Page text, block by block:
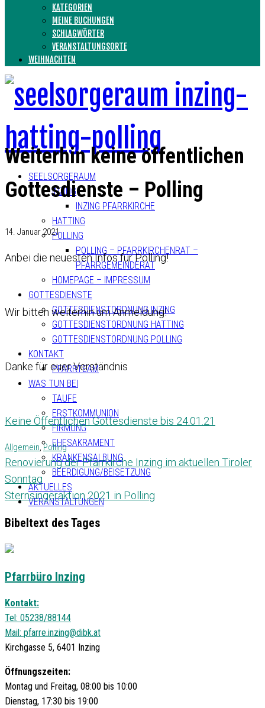
KATEGORIEN
MEINE BUCHUNGEN
SCHLAGWÖRTER
VERANSTALTUNGSORTE
WEIHNACHTEN
SEELSORGERAUM
INZING
INZING PFARRKIRCHE
HATTING
POLLING
POLLING – PFARRKIRCHENRAT –
PFARRGEMEINDERAT
HOMEPAGE – IMPRESSUM
GOTTESDIENSTE
GOTTESDIENSTORDNUNG INZING
GOTTESDIENSTORDNUNG HATTING
GOTTESDIENSTORDNUNG POLLING
KONTAKT
PFARRTEAM
WAS TUN BEI
TAUFE
ERSTKOMMUNION
FIRMUNG
EHESAKRAMENT
KRANKENSALBUNG
BEERDIGUNG/BEISETZUNG
AKTUELLES
VERANSTALTUNGEN
Weiterhin keine öffentlichen
Gottesdienste – Polling
14. Januar 2021
Anbei die neuesten Infos für Polling!
Wir bitten weiterhin um Anmeldung!
Danke für euer Verständnis
Keine Öffentlichen Gottesdienste bis 24.01.21
Allgemein,Polling
Renovierung der Pfarrkirche Inzing im aktuellen Tiroler
Sonntag
Sternsingeraktion 2021 in Polling
Bibeltext des Tages
Pfarrbüro Inzing
Kontakt:
Tel: 05238/88144
Mail: pfarre.inzing@dibk.at
Kirchgasse 5, 6401 Inzing
Öffnungszeiten:
Montag und Freitag, 08:00 bis 10:00
Dienstag, 17:30 bis 19:00